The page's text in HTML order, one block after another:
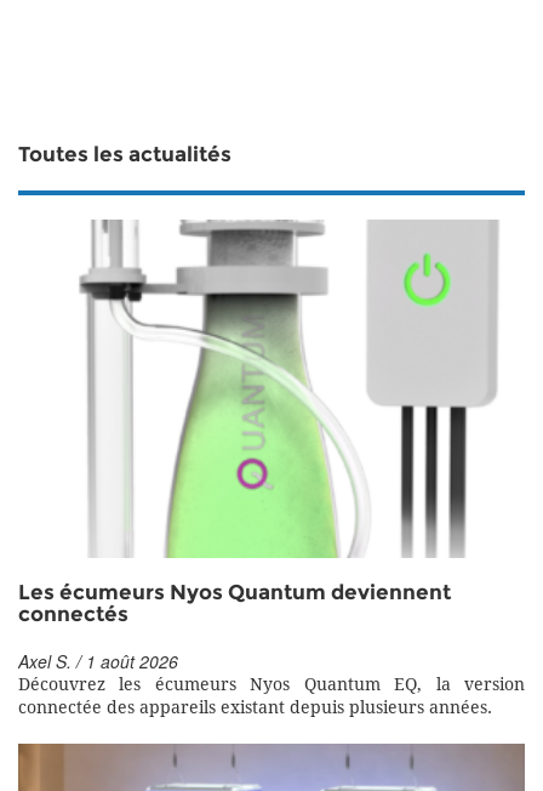
Toutes les actualités
Les écumeurs Nyos Quantum deviennent
connectés
Axel S. / 1 août 2026
Découvrez les écumeurs Nyos Quantum EQ, la version
connectée des appareils existant depuis plusieurs années.